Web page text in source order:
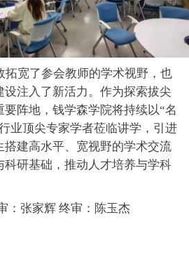
拓宽了参会教师的学术视野，也
设注入了新活力。作为探索拔尖
阵地，钱学森学院将持续以“名
业顶尖专家学者莅临讲学，引进
建高水平、宽视野的学术交流
研基础，推动人才培养与学科
：张家辉 终审：陈玉杰